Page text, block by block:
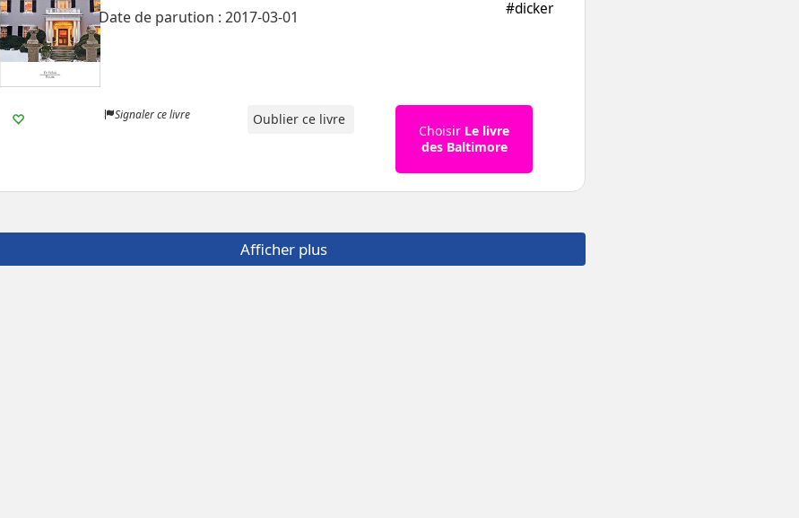
Date de parution : 2017-03-01 #dicker
Signaler ce livre Oublier ce livre
Choisir Le livre
des Baltimore
Afficher plus